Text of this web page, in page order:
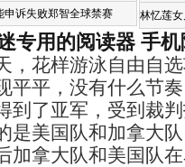
申诉失败郑智全球禁赛
林忆莲
专用的阅读器 手
花样游泳自由自选
平平，没有什么节
到了亚军，受到裁
是美国队和加拿大
加拿大队和美国队